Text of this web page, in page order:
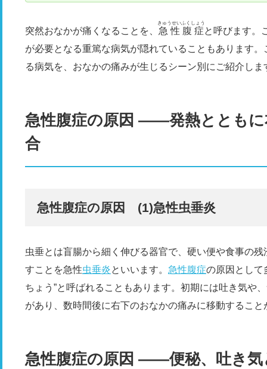
突然おなかが痛くなることを、 急性
きゅうせい
腹症
ふくしょう
と呼びます。
が必要となる重篤な病気が隠れていることもあります
る病気を、おなかの痛みが生じるシーン別にご紹介しま
急性腹症の原因 ――発熱ととも
合
急性腹症の原因 (1)急性虫垂炎
虫垂とは盲腸から細く伸びる器官で、硬い便や食事の
すことを急性虫垂炎といいます。 急性腹症の原因として
ちょう”と呼ばれることもあります。初期には吐き気や
があり、数時間後に右下のおなかの痛みに移動すること
急性腹症の原因 ――便秘、吐き